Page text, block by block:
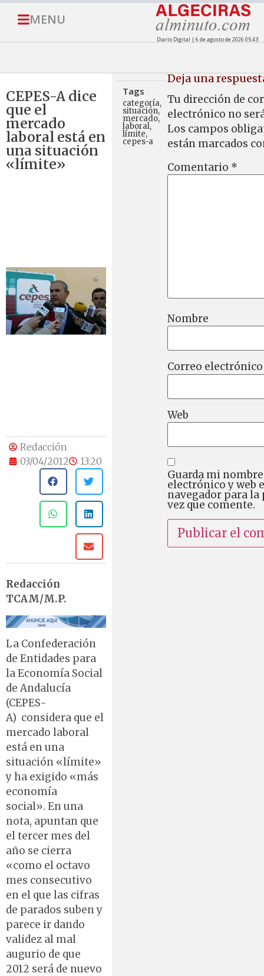
MENU
Diario Digital | 6 de agosto de 2026 05:43
CEPES-A dice
que el
mercado
laboral está en
una situación
«límite»
Redacción
03/04/2012
13:20
Redacción
TCAM/M.P.
La Confederación
de Entidades para
la Economía Social
de Andalucía
(CEPES-
A) considera que el
mercado laboral
está en una
situación «límite»
y ha exigido «más
economía
social». En una
nota, apuntan que
el tercer mes del
año se cierra
«como el octavo
mes consecutivo
en el que las cifras
de parados suben y
parece ir dando
validez al mal
augurio de que
2012 será de nuevo
Tags
categoría,
situación,
mercado,
laboral,
límite,
cepes-a
Deja una
Tu dirección de
electrónico no
Los campos
están marcados
Comentario *
Nombre
Correo electrónico
Web
Guarda mi
electrónico y web
navegador para
vez que comente.